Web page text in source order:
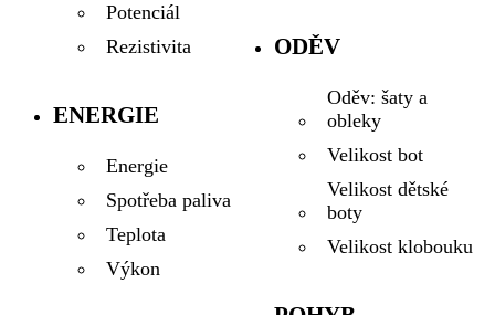
Potenciál
Rezistivita
ENERGIE
Energie
Spotřeba paliva
Teplota
Výkon
ODĚV
Oděv: šaty a
obleky
Velikost bot
Velikost dětské
boty
Velikost klobouku